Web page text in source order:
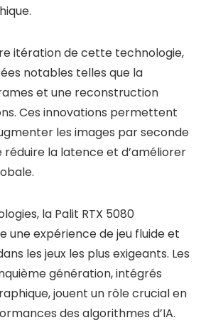
itération de cette technologie,
notables telles que la
et une reconstruction
Ces innovations permettent
les images par seconde
réduire la latence et d’améliorer
la Palit RTX 5080
une expérience de jeu fluide et
les jeux les plus exigeants. Les
génération, intégrés
jouent un rôle crucial en
des algorithmes d’IA.